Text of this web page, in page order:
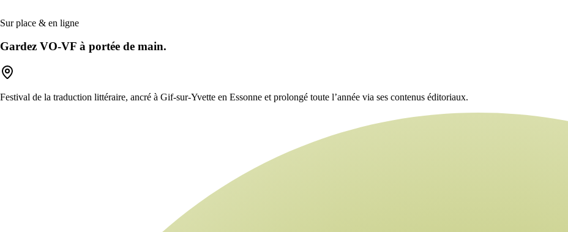
Sur place & en ligne
Gardez VO-VF à portée de main.
Festival de la traduction littéraire, ancré à Gif-sur-Yvette en Essonne et prolongé toute l’année via ses contenus éditoriaux.